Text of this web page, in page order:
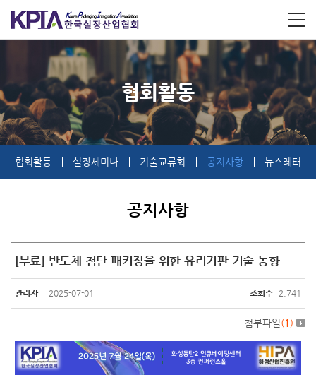
협회활동
협회활동 실장세미나 기술교류회 공지사항 뉴스레터
공지사항
[무료] 반도체 첨단 패키징을 위한 유리기판 기술 동향
관리자 2025-07-01 조회수 2,741
첨부파일(1)